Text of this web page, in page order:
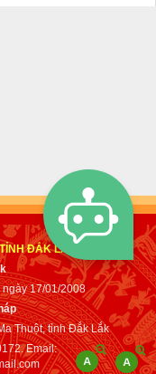
ĐẮK LẮK
ngày 17/01/2008
Thuột, tỉnh Đắk Lắk
Email: